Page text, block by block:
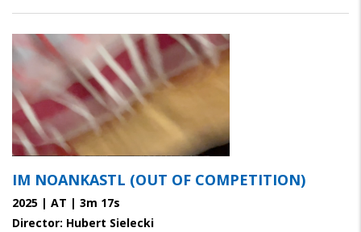
IM NOANKASTL (OUT OF COMPETITION)
2025 | AT | 3m 17s
Director: Hubert Sielecki